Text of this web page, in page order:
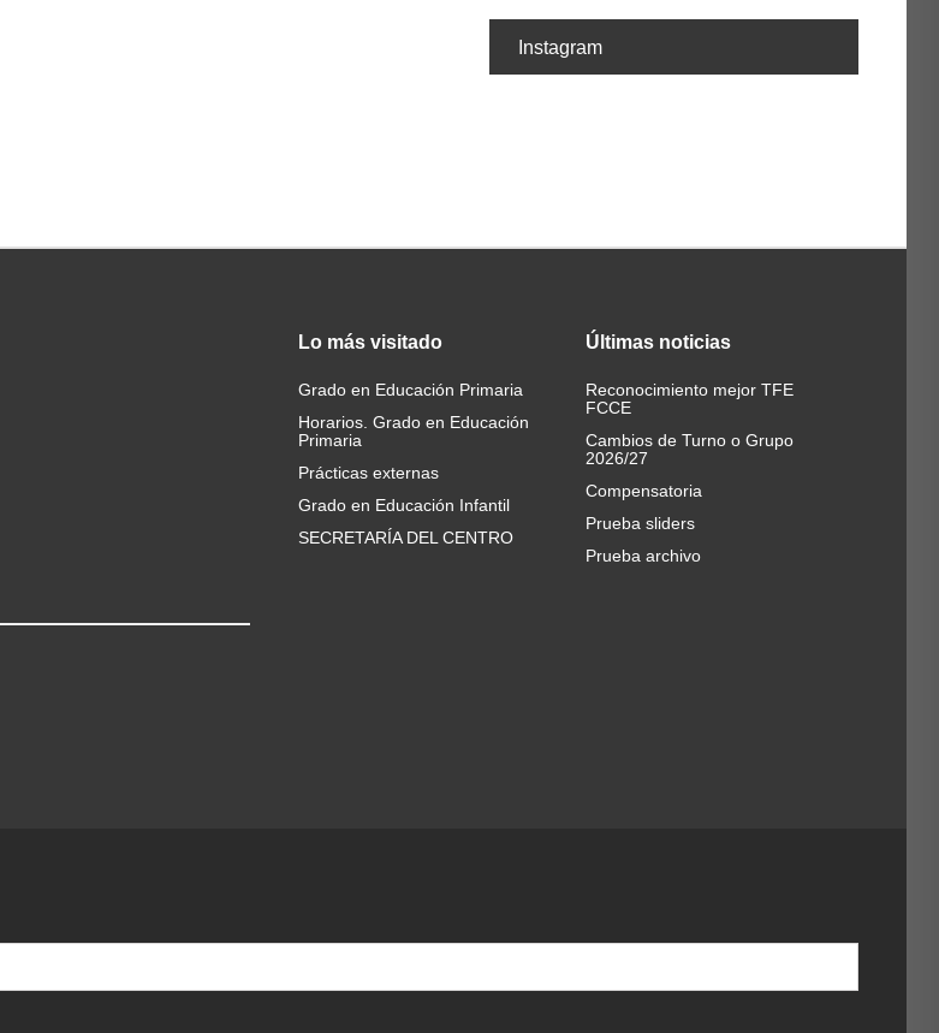
Instagram
Lo más visitado
Grado en Educación Primaria
Horarios. Grado en Educación
Primaria
Prácticas externas
Grado en Educación Infantil
SECRETARÍA DEL CENTRO
Últimas noticias
Reconocimiento mejor TFE
FCCE
Cambios de Turno o Grupo
2026/27
Compensatoria
Prueba sliders
Prueba archivo